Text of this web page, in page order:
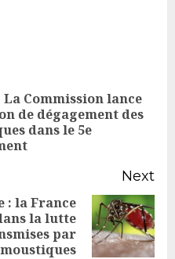
La Commission lance
de dégagement des
dans le 5e
Next
: la France
la lutte
par